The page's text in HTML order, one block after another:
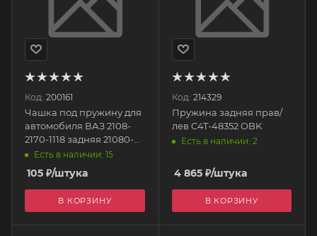
Код: 200161
Чашка под пружину для
автомобиля ВАЗ 2108-
2170-1118 задняя 21080-
2915608 Тольятти
Есть в наличии: 15
105 ₽/штука
В КОРЗИНУ
Код: 214329
Пружина задняя прав/
лев C4T-48352 OBK
Есть в наличии: 2
4 865₽/штука
В КОРЗИНУ